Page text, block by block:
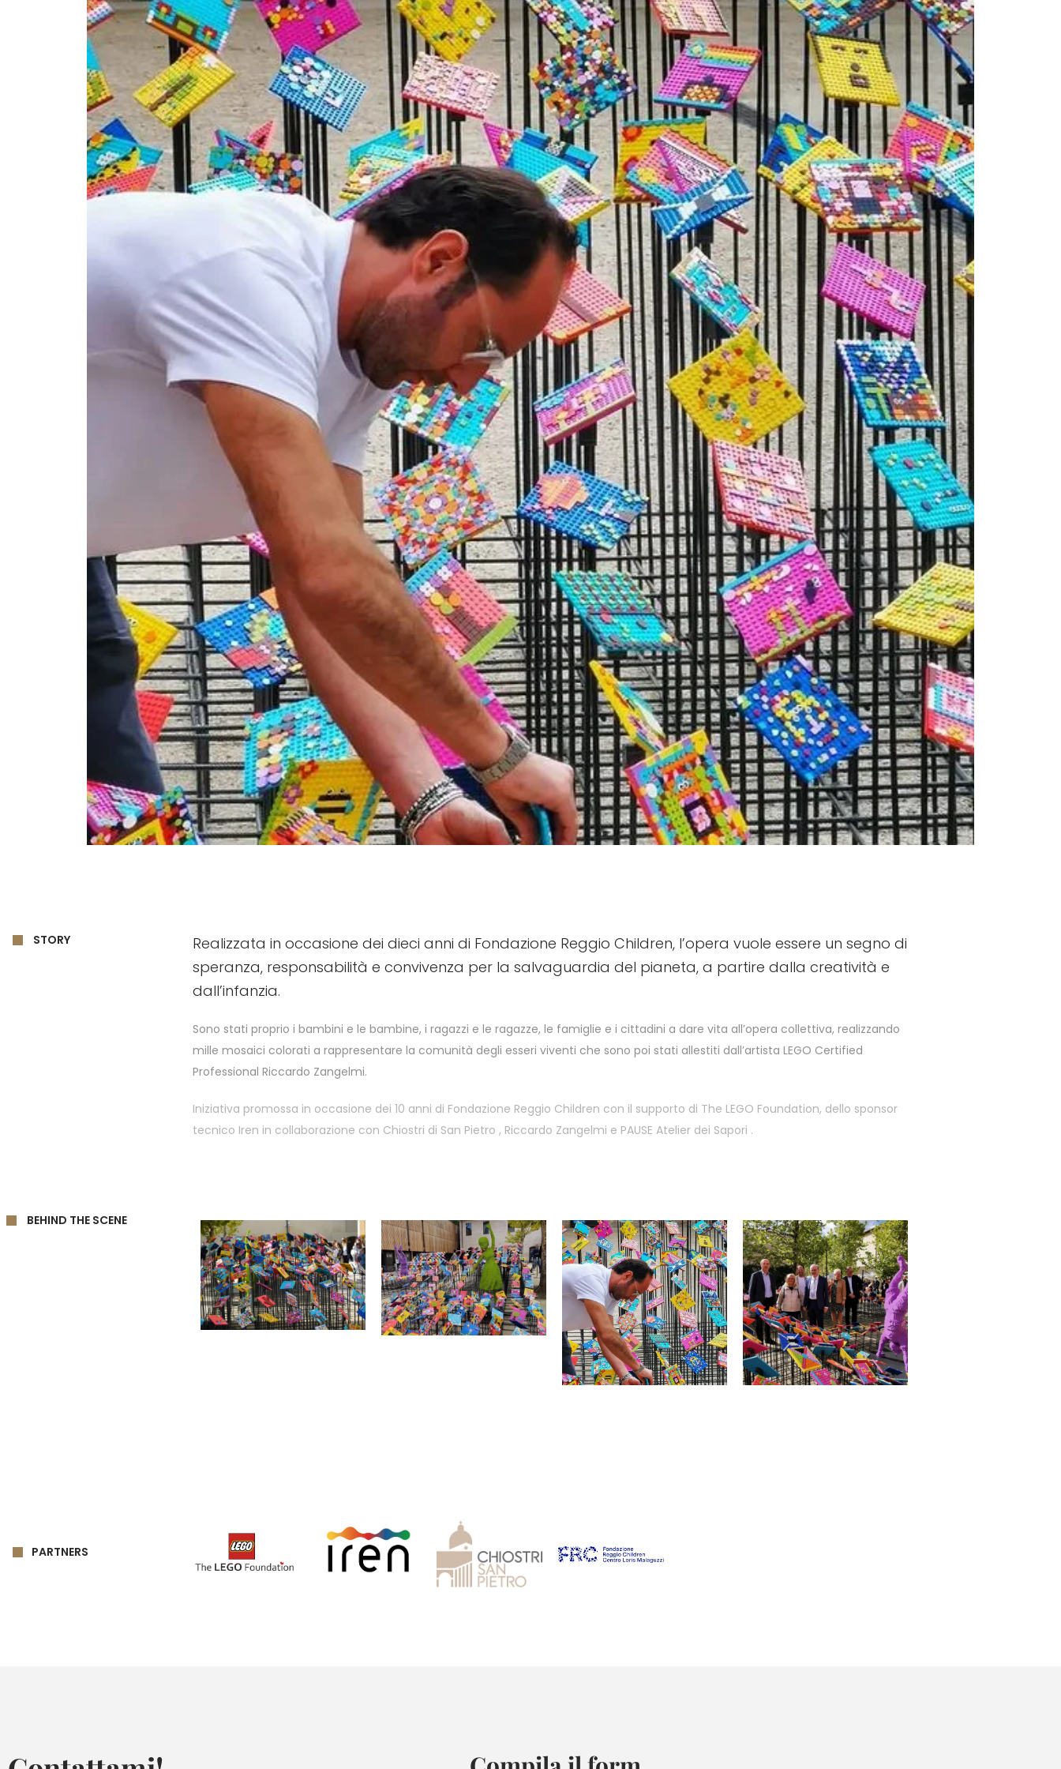
STORY
Realizzata in occasione dei dieci anni di Fondazione Reggio Children, l’opera vuole essere un segno di
speranza, responsabilità e convivenza per la salvaguardia del pianeta, a partire dalla creatività e
dall’infanzia.
Sono stati proprio i bambini e le bambine, i ragazzi e le ragazze, le famiglie e i cittadini a dare vita all’opera collettiva, realizzando
mille mosaici colorati a rappresentare la comunità degli esseri viventi che sono poi stati allestiti dall’artista LEGO Certified
Professional Riccardo Zangelmi.
Iniziativa promossa in occasione dei 10 anni di Fondazione Reggio Children con il supporto di The LEGO Foundation, dello sponsor
tecnico Iren in collaborazione con Chiostri di San Pietro , Riccardo Zangelmi e PAUSE Atelier dei Sapori .
BEHIND THE SCENE
PARTNERS